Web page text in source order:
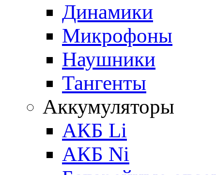
Динамики
Микрофоны
Наушники
Тангенты
Аккумуляторы
АКБ Li
АКБ Ni